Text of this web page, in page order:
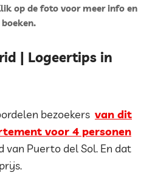
op de foto voor meer info en
boeken.
| Logeertips in
bezoekers van dit
voor 4 personen
van Puerto del Sol. En dat